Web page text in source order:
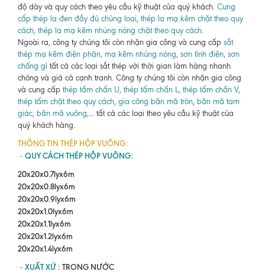
độ dày và quy cách theo yêu cầu kỹ thuật của quý khách. Cung
cấp thép la đen đầy đủ chủng loại, thép la mạ kẽm chặt theo quy
cách, thép la mạ kẽm nhúng nóng chặt theo quy cách.
Ngoài ra, công ty chúng tôi còn nhận gia công và cung cấp sắt
thép mạ kẽm điện phân, mạ kẽm nhúng nóng, sơn tỉnh điện, sơn
chống gỉ tất cả các loại sắt thép với thời gian làm hàng nhanh
chóng và giá cả cạnh tranh. Công ty chúng tôi còn nhận gia công
và cung cấp thép tấm chấn U, thép tấm chấn L, thép tấm chấn V,
thép tấm chặt theo quy cách, gia công bãn mã tròn, bãn mã tam
giác, bãn mã vuông,... tất cả các loại theo yêu cầu kỹ thuật của
quý khách hàng.
THÔNG TIN THÉP HỘP VUÔNG:
- QUY CÁCH THÉP HỘP VUÔNG:
20x20x0.7lyx6m
20x20x0.8lyx6m
20x20x0.9lyx6m
20x20x1.0lyx6m
20x20x1.1lyx6m
20x20x1.2lyx6m
20x20x1.4lyx6m
- XUẤT XỨ : TRONG NƯỚC